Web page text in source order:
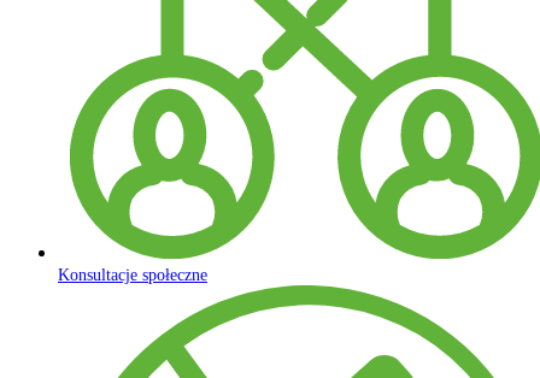
Konsultacje społeczne